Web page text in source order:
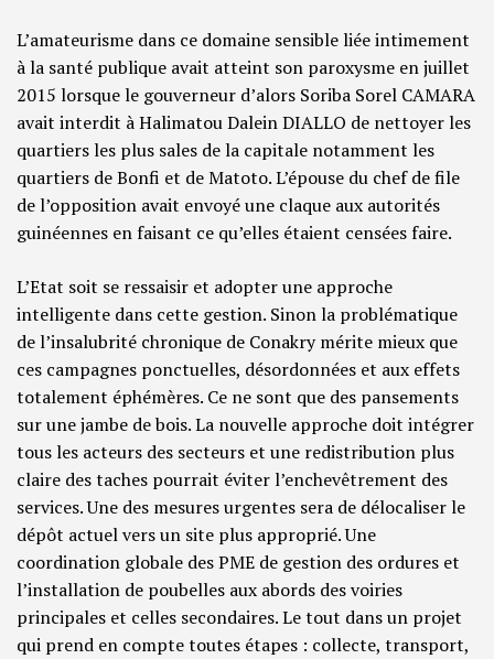
L’amateurisme dans ce domaine sensible liée intimement
à la santé publique avait atteint son paroxysme en juillet
2015 lorsque le gouverneur d’alors Soriba Sorel CAMARA
avait interdit à Halimatou Dalein DIALLO de nettoyer les
quartiers les plus sales de la capitale notamment les
quartiers de Bonfi et de Matoto. L’épouse du chef de file
de l’opposition avait envoyé une claque aux autorités
guinéennes en faisant ce qu’elles étaient censées faire.
L’Etat soit se ressaisir et adopter une approche
intelligente dans cette gestion. Sinon la problématique
de l’insalubrité chronique de Conakry mérite mieux que
ces campagnes ponctuelles, désordonnées et aux effets
totalement éphémères. Ce ne sont que des pansements
sur une jambe de bois. La nouvelle approche doit intégrer
tous les acteurs des secteurs et une redistribution plus
claire des taches pourrait éviter l’enchevêtrement des
services. Une des mesures urgentes sera de délocaliser le
dépôt actuel vers un site plus approprié. Une
coordination globale des PME de gestion des ordures et
l’installation de poubelles aux abords des voiries
principales et celles secondaires. Le tout dans un projet
qui prend en compte toutes étapes : collecte, transport,